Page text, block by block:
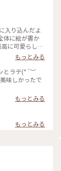
に可愛らし
もっとみる
とラテ(*´︶
味しかったで
もっとみる
もっとみる